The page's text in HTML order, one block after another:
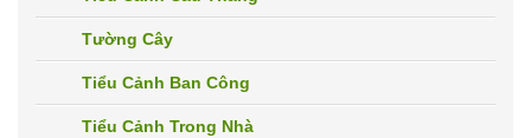
Tường Cây
Tiểu Cảnh Ban Công
Tiểu Cảnh Trong Nhà